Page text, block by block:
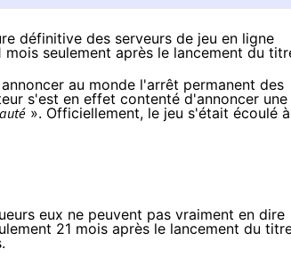
définitive des serveurs de jeu en ligne
seulement après le lancement du
au monde l'arrêt permanent des
s'est en effet contenté d'annoncer une
». Officiellement, le jeu s'était écoulé à
eux ne peuvent pas vraiment en dire
21 mois après le lancement du